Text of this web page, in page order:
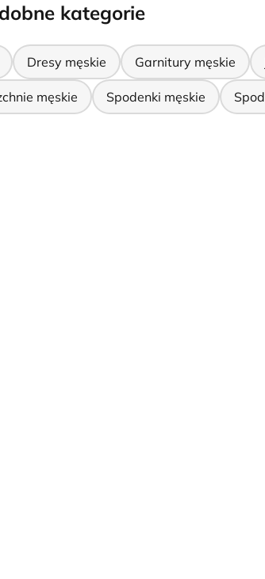
kategorie
Dresy męskie Garnitury męskie
męskie Spodenki męskie